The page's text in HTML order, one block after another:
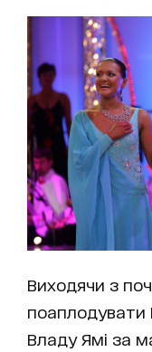
Виходячи з
поаплодувати
Владу Ямі за